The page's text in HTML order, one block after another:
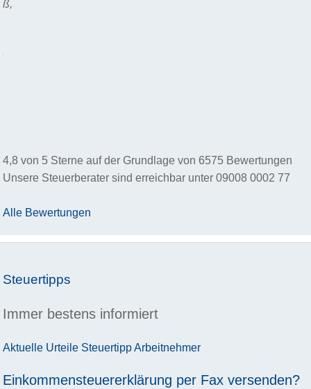
4,8 von 5 Sterne auf der Grundlage von 6575 Bewertungen
Unsere Steuerberater sind erreichbar unter 09008 0002 77
Alle Bewertungen
Steuertipps
Immer bestens informiert
Aktuelle Urteile SteuertippArbeitnehmer
Einkommensteuererklärung per Fax versenden?